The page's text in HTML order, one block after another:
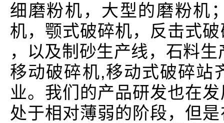
细磨粉机，大型的磨粉机
机，颚式破碎机，反击式
，以及制砂生产线，石料
移动破碎机,移动式破碎站
业。我们的产品研发也在
处于相对薄弱的阶段，但